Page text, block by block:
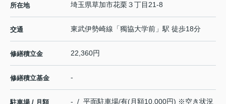
所在地 埼玉県草加市花栗 ３丁目21-8
交通 東武伊勢崎線 「獨協大学前 」駅 徒歩18分
修繕積立金 22,360円
修繕積立基金 -
駐車場 / 月額
- / 平面駐車場/有(月額10,000円) ※空き状況